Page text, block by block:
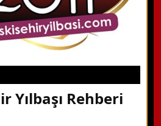
Yılbaşı Rehberi